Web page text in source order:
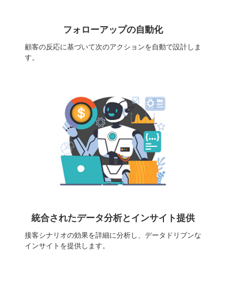
フォローアップの自動化
顧客の反応に基づいて次のアクションを自動で設計しま
す。
統合されたデータ分析とインサイト提供
接客シナリオの効果を詳細に分析し、データドリブンな
インサイトを提供します。